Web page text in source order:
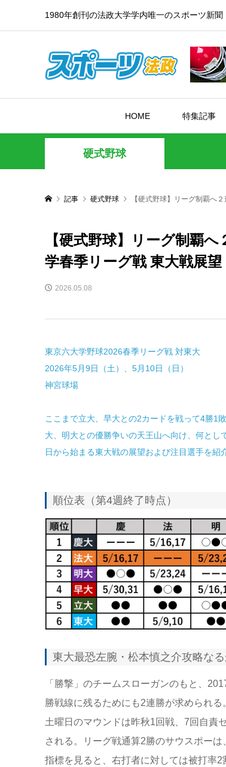
1980年創刊の法政大学学内唯一のスポーツ新聞
HOME 特集記事
硬式野球
記事 硬式野球 【硬式野球】リーグ制覇へ
【硬式野球】リーグ制覇
学春季リーグ戦 東大戦展望
2026.05.08
東京六大学野球2026春季リーグ戦 対東大
2026年5月9日（土）、5月10日（日）
神宮球場
ここまで立大、早大との2カードを戦って4勝1
大、明大との優勝争いの天王山へ向け、何とし
日から始まる東大戦の展望および注目選手を紹
順位表（第4週終了時点）
東大最恐左腕・松本慎之介攻略な
「勝撃」のチームスローガンのもと、
勝戦線に残るためにも2連勝が求められる
土曜日のマウンドは昨秋1回戦、7回自責
される。リーグ戦通算2勝のサウスポー
指標を見ると、右打者に対しては被打率